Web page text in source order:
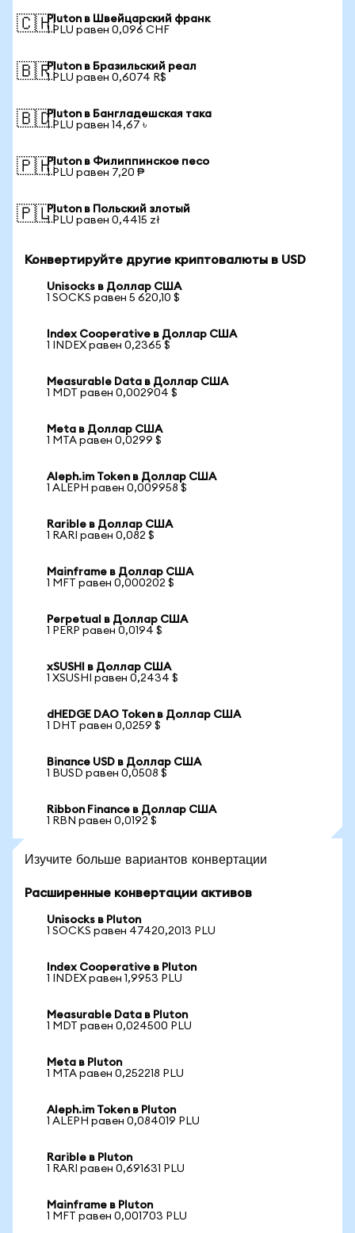
🇨🇭Pluton в Швейцарский франк
1 PLU равен 0,096 CHF
🇧🇷Pluton в Бразильский реал
1 PLU равен 0,6074 R$
🇧🇩Pluton в Бангладешская така
1 PLU равен 14,67 ৳
🇵🇭Pluton в Филиппинское песо
1 PLU равен 7,20 ₱
🇵🇱Pluton в Польский злотый
1 PLU равен 0,4415 zł
Конвертируйте другие криптовалюты в USD
Unisocks в Доллар США
1 SOCKS равен 5 620,10 $
Index Cooperative в Доллар США
1 INDEX равен 0,2365 $
Measurable Data в Доллар США
1 MDT равен 0,002904 $
Meta в Доллар США
1 MTA равен 0,0299 $
Aleph.im Token в Доллар США
1 ALEPH равен 0,009958 $
Rarible в Доллар США
1 RARI равен 0,082 $
Mainframe в Доллар США
1 MFT равен 0,000202 $
Perpetual в Доллар США
1 PERP равен 0,0194 $
xSUSHI в Доллар США
1 XSUSHI равен 0,2434 $
dHEDGE DAO Token в Доллар США
1 DHT равен 0,0259 $
Binance USD в Доллар США
1 BUSD равен 0,0508 $
Ribbon Finance в Доллар США
1 RBN равен 0,0192 $
Изучите больше вариантов конвертации
Расширенные конвертации активов
Unisocks в Pluton
1 SOCKS равен 47420,2013 PLU
Index Cooperative в Pluton
1 INDEX равен 1,9953 PLU
Measurable Data в Pluton
1 MDT равен 0,024500 PLU
Meta в Pluton
1 MTA равен 0,252218 PLU
Aleph.im Token в Pluton
1 ALEPH равен 0,084019 PLU
Rarible в Pluton
1 RARI равен 0,691631 PLU
Mainframe в Pluton
1 MFT равен 0,001703 PLU